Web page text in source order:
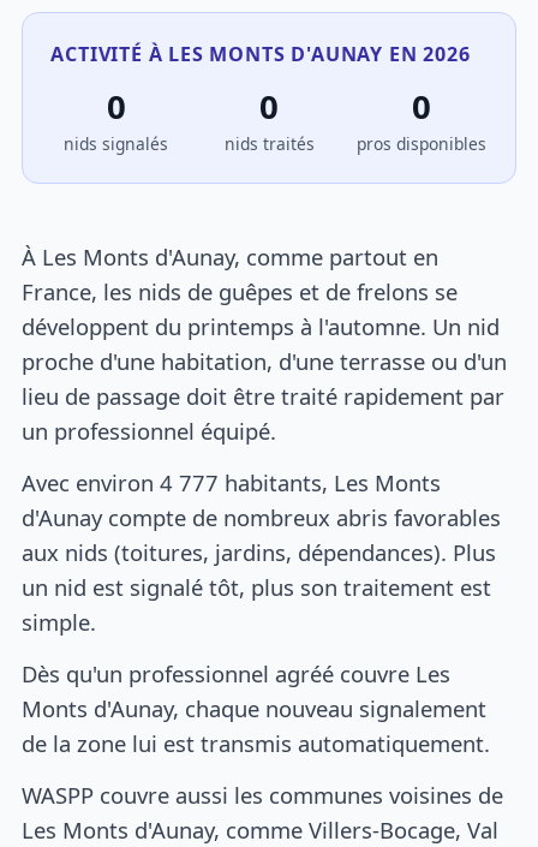
ACTIVITÉ À LES MONTS D'AUNAY EN 2026
0
nids signalés
0
nids traités
0
pros disponibles
À Les Monts d'Aunay, comme partout en
France, les nids de guêpes et de frelons se
développent du printemps à l'automne. Un nid
proche d'une habitation, d'une terrasse ou d'un
lieu de passage doit être traité rapidement par
un professionnel équipé.
Avec environ 4 777 habitants, Les Monts
d'Aunay compte de nombreux abris favorables
aux nids (toitures, jardins, dépendances). Plus
un nid est signalé tôt, plus son traitement est
simple.
Dès qu'un professionnel agréé couvre Les
Monts d'Aunay, chaque nouveau signalement
de la zone lui est transmis automatiquement.
WASPP couvre aussi les communes voisines de
Les Monts d'Aunay, comme Villers-Bocage, Val